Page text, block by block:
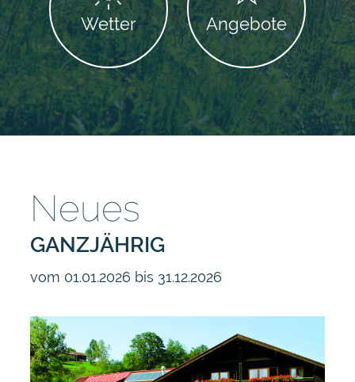
Wetter Angebote
Neues
GANZJÄHRIG
vom 01.01.2026 bis 31.12.2026